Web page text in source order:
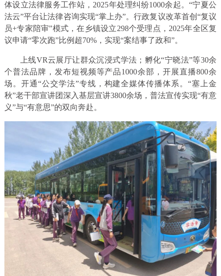
体设立法律服务工作站，2025年处理纠纷1000余起。“宁夏公
法云”平台让法律咨询实现“掌上办”。行政复议改革首创“复议
员+专家陪审”模式，在乡镇设立298个受理点，2025年全区复
议申请“零次跑”比例超70%，实现“案结事了政和”。
上线VR云展厅让群众沉浸式学法；孵化“宁晓法”等30余
个普法品牌，发布短视频等产品1000余部，开展直播800余
场。开通“公交学法”专线，构建全媒体传播体系。“塞上金
秋”老干部宣讲团深入基层宣讲3800余场，普法宣传实现“有意
义”与“有意思”的双向奔赴。